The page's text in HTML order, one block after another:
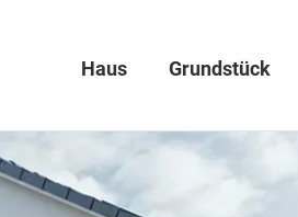
Haus Grundstück